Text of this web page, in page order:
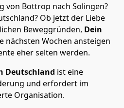
von Bottrop nach Solingen?
Ob jetzt der Liebe
Beweggründen, Dein
nächsten Wochen ansteigen
eher selten werden.
Deutschland ist eine
und erfordert im
Organisation.